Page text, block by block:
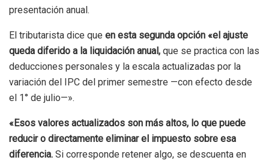
presentación anual.
El tributarista dice que en esta segunda opción «el ajuste
queda diferido a la liquidación anual, que se practica con las
deducciones personales y la escala actualizadas por la
variación del IPC del primer semestre —con efecto desde
el 1° de julio—».
«Esos valores actualizados son más altos, lo que puede
reducir o directamente eliminar el impuesto sobre esa
diferencia. Si corresponde retener algo, se descuenta en